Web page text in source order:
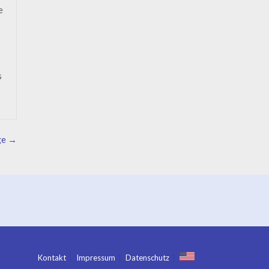
→
Kontakt Impressum Datenschutz